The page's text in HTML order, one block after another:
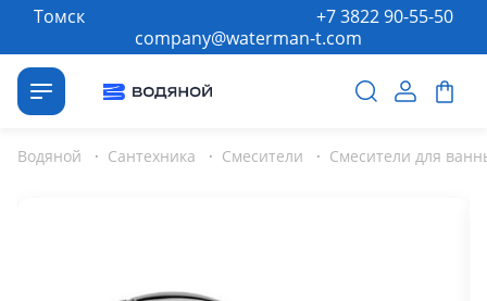
Томск
company@waterman-t.com
+7 3822 90-55-50
Водяной · Сантехника · Смесители · Смесители для